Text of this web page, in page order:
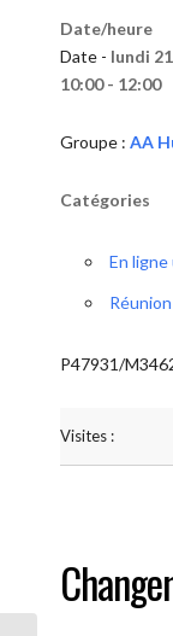
Date/heure
Date - lundi
10:00 - 12:00
Groupe : AA
Catégories
En
P47931/
Visites :